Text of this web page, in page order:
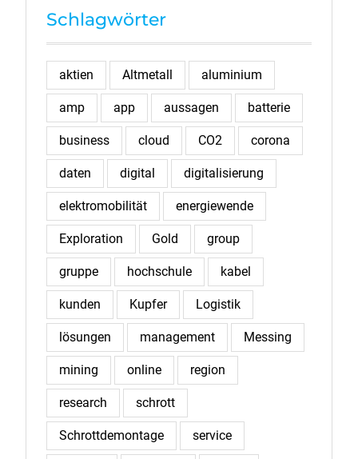
Schlagwörter
aktien Altmetall aluminium
amp app aussagen batterie
business cloud CO2 corona
daten digital digitalisierung
elektromobilität energiewende
Exploration Gold group
gruppe hochschule kabel
kunden Kupfer Logistik
lösungen management Messing
mining online region
research schrott
Schrottdemontage service